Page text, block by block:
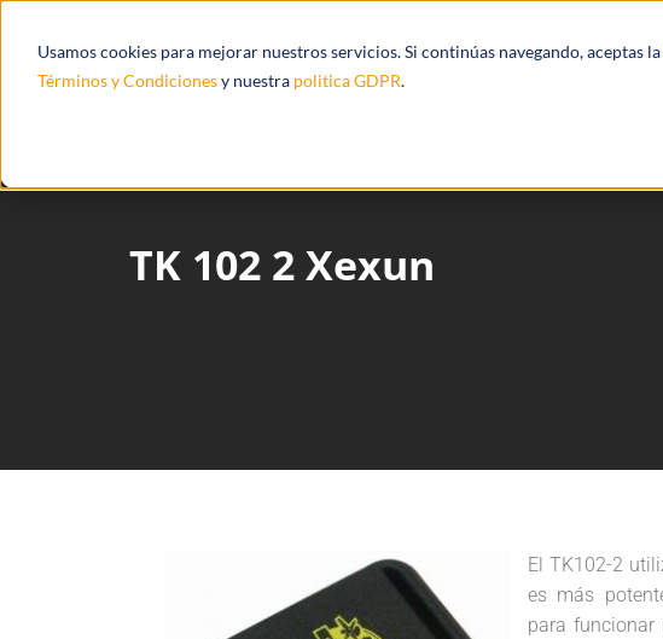
Usamos cookies para mejorar nuestros servicios. Si continúas navegando, aceptas la
Términos y Condicionesy nuestra politica GDPR.
Productos Ecosistema Integraciones Recursos
TK 102 2 Xexun
El TK102-2
es más
para funcionar